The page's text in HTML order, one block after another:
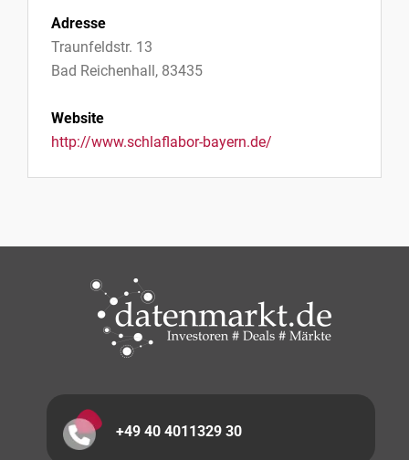
Adresse
Traunfeldstr. 13
Bad Reichenhall, 83435
Website
http://www.schlaflabor-bayern.de/
+49 40 4011329 30